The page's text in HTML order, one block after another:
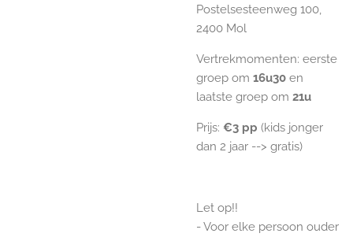
Postelsesteenweg 100,
2400 Mol
Vertrekmomenten: eerste
groep om 16u30 en
laatste groep om 21u
Prijs: €3 pp (kids jonger
dan 2 jaar --> gratis)
Let op!!
- Voor elke persoon ouder